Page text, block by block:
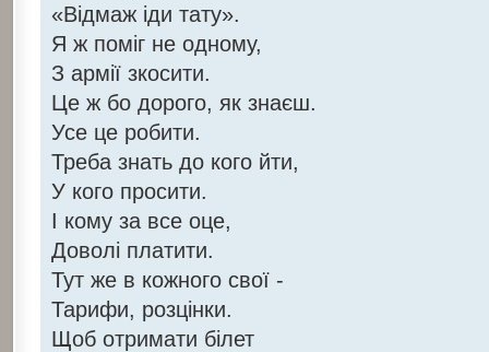
«Відмаж іди тату».
Я ж поміг не одному,
З армії зкосити.
Це ж бо дорого, як знаєш.
Усе це робити.
Треба знать до кого йти,
У кого просити.
І кому за все оце,
Доволі платити.
Тут же в кожного свої -
Тарифи, розцінки.
Щоб отримати білет